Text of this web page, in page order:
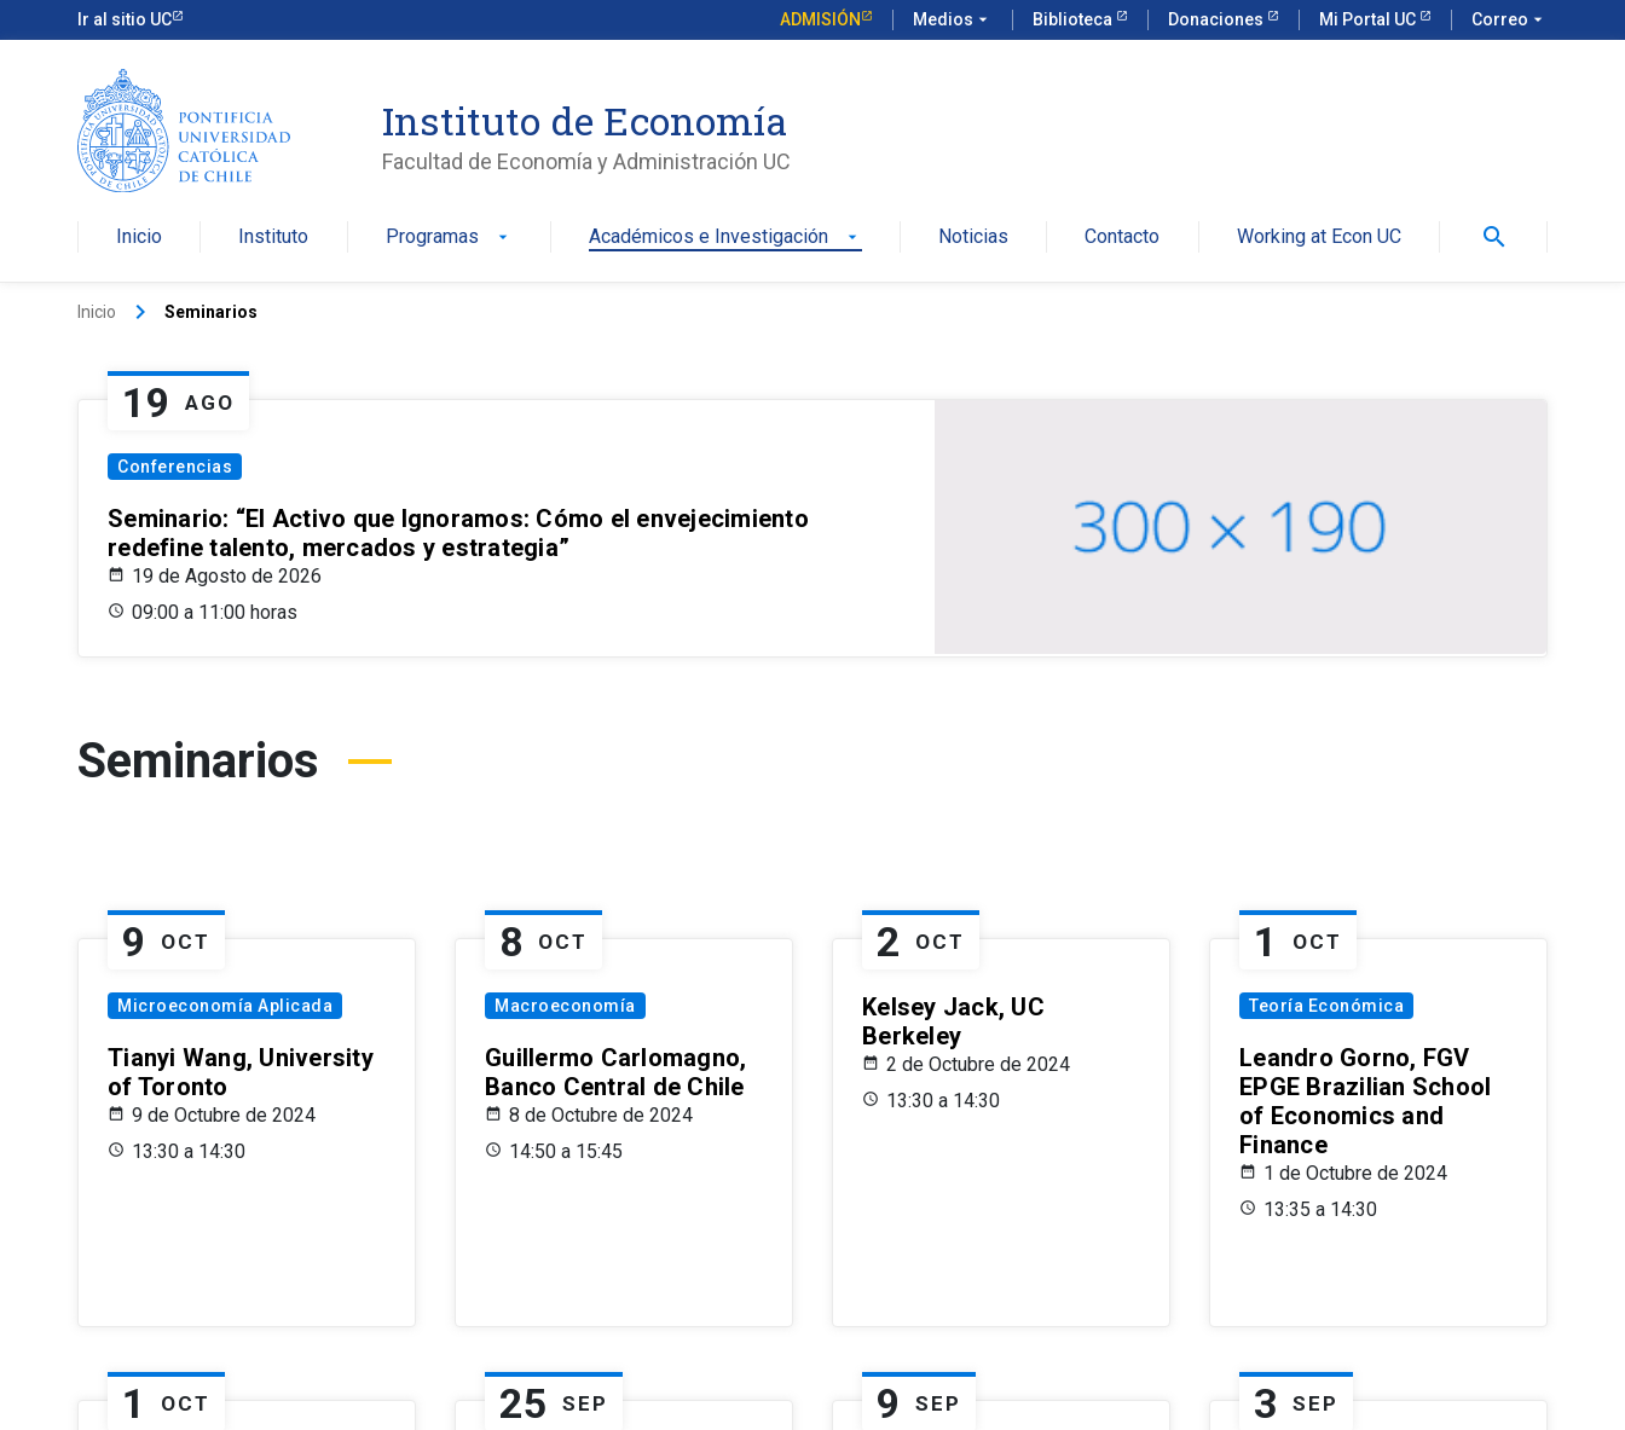
Ir al sitio UC ADMISIÓN Medios arrow_drop_down Biblioteca Donaciones Mi Portal UC Correo arrow_drop_down
Instituto de Economía
Facultad de Economía y Administración UC
Inicio Instituto Programas arrow_drop_down Académicos e Investigación arrow_drop_down Noticias Contacto Working at Econ UC search
Inicio keyboard_arrow_right Seminarios
19 AGO
Conferencias
Seminario: “El Activo que Ignoramos: Cómo el envejecimiento
redefine talento, mercados y estrategia”
19 de Agosto de 2026
09:00 a 11:00 horas
Seminarios
9 OCT
Microeconomía Aplicada
Tianyi Wang, University
of Toronto
9 de Octubre de 2024
13:30 a 14:30
8 OCT
Macroeconomía
Guillermo Carlomagno,
Banco Central de Chile
8 de Octubre de 2024
14:50 a 15:45
2 OCT
Kelsey Jack, UC
Berkeley
2 de Octubre de 2024
13:30 a 14:30
1 OCT
Teoría Económica
Leandro Gorno, FGV
EPGE Brazilian School
of Economics and
Finance
1 de Octubre de 2024
13:35 a 14:30
1 OCT 25 SEP 9 SEP 3 SEP